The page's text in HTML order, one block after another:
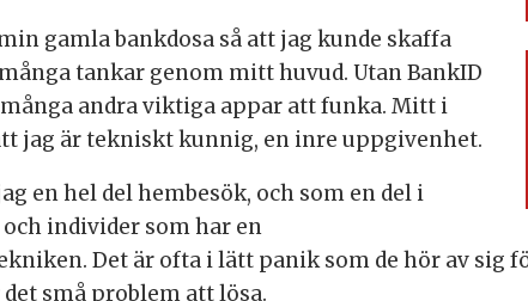
gamla bankdosa så att jag kunde skaffa
tankar genom mitt huvud. Utan BankID
andra viktiga appar att funka. Mitt i
jag är tekniskt kunnig, en inre uppgivenhet.
en hel del hembesök, och som en del i
individer som har en
Det är ofta i lätt panik som de hör av sig
små problem att lösa.